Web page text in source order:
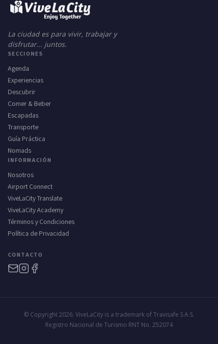
La ciudad es para vivir, trabajar y
disfrutar... juntos.
SECCIONES
Agenda
Experiencias
Descubrir
Comer & Beber
Escapadas
Transporte
Guía Práctica
Nomads
INFORMACIÓN
Nosotros
Airport Connect
ViveLaCity Translate
ViveLaCity Academy
Términos y Condiciones
Política de Privacidad
CONTACTO
© Copyright 2026. ViveLaCity is a trademark of Travisafe S.A.S.
Registro Nacional de Turismo RNT No. 252074